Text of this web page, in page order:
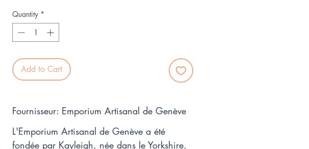
Quantity *
Add to Cart
Fournisseur: Emporium Artisanal de Genève
L'Emporium Artisanal de Genève a été
fondée par Kayleigh, née dans le Yorkshire,